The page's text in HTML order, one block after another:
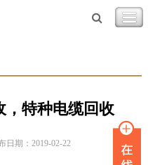
，特种电缆回收
日期：2019-02-22